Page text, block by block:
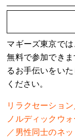
マギーズ東京で
無料で参加でき
るお手伝いをい
ください。
リラクセーショ
ノルディックウ
／男性同士のネ